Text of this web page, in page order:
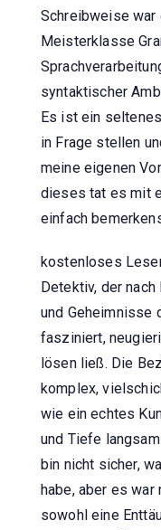
Schreibweise
Meisterklasse
syntaktischer
Es ist ein
in Frage stellen
meine eigenen
dieses tat es mit
einfach
kostenloses
Detektiv, der
und Geheimnisse
fasziniert,
lösen ließ. Die
komplex,
wie ein echtes
und Tiefe
bin nicht sicher,
habe, aber es war
sowohl eine